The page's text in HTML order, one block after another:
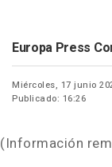
Europa Press
Miércoles, 17 junio
Publicado: 16:26
(Información